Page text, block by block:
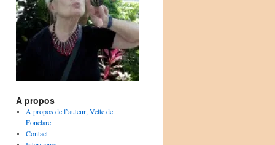
A propos
A propos de l’auteur, Vette de
Fonclare
Contact